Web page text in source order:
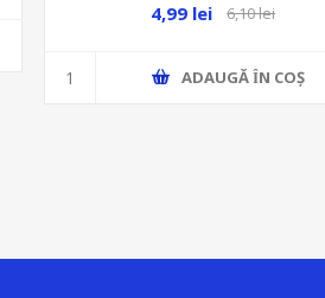
4,99 lei 6,10 lei
ADAUGĂ ȊN COŞ